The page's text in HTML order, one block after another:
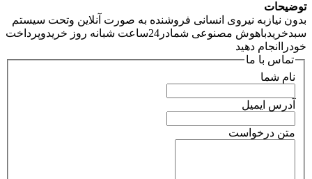
توضیحات
بدون نیازبه نیروی انسانی فروشنده به صورت آنلاین وتحت سیستم
سبدخریدباهوش مصنوعی شمادر24ساعت شبانه روز خریدوپرداخت
خودراانجام دهید
تماس با ما
نام شما
آدرس ایمیل
متن درخواست